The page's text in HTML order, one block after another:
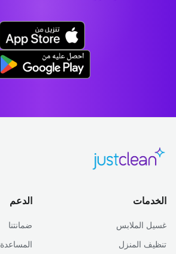
الخدمات
غسيل الملابس
تنظيف المنزل
الدعم
ضمانتنا
المساعدة